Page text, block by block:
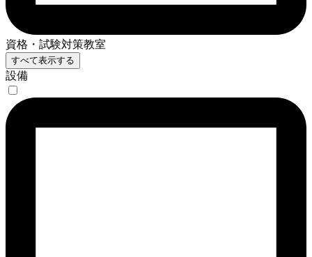
資格・試験対策教室
すべて表示する
設備